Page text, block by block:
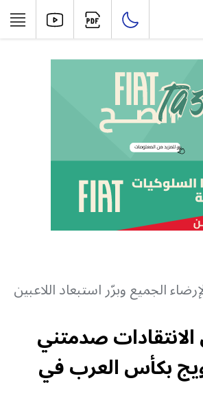
الجميع وبرّر استبعاد اللاعبين
صدمتني
بكأس العرب في